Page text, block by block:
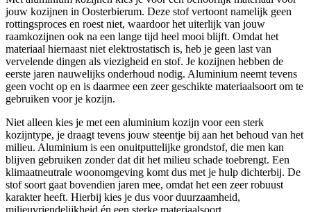
jouw kozijnen in Oosterbierum. Deze stof vertoont namelijk geen
rottingsproces en roest niet, waardoor het uiterlijk van jouw
raamkozijnen ook na een lange tijd heel mooi blijft. Omdat het
materiaal hiernaast niet elektrostatisch is, heb je geen last van
vervelende dingen als viezigheid en stof. Je kozijnen hebben de
eerste jaren nauwelijks onderhoud nodig. Aluminium neemt tevens
geen vocht op en is daarmee een zeer geschikte materiaalsoort om te
gebruiken voor je kozijn.
Niet alleen kies je met een aluminium kozijn voor een sterk
kozijntype, je draagt tevens jouw steentje bij aan het behoud van het
milieu. Aluminium is een onuitputtelijke grondstof, die men kan
blijven gebruiken zonder dat dit het milieu schade toebrengt. Een
klimaatneutrale woonomgeving komt dus met je hulp dichterbij. De
stof soort gaat bovendien jaren mee, omdat het een zeer robuust
karakter heeft. Hierbij kies je dus voor duurzaamheid,
milieuvriendelijkheid én een sterke materiaalsoort.